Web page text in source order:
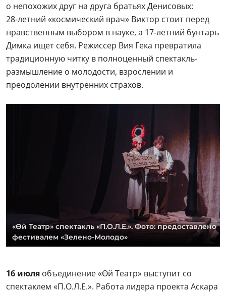
о непохожих друг на друга братьях Денисовых:
28‑летний «космический врач» Виктор стоит перед
нравственным выбором в науке, а 17‑летний бунтарь
Димка ищет себя. Режиссер Вия Гека превратила
традиционную читку в полноценный спектакль-
размышление о молодости, взрослении и
преодолении внутренних страхов.
«Өй Театр» спектакль «П.О.Л.Е.». Фото: предоставлено
фестивалем «Зелено-Молодо»
16 июля объединение «Өй Театр» выступит со
спектаклем «П.О.Л.Е.». Работа лидера проекта Аскара